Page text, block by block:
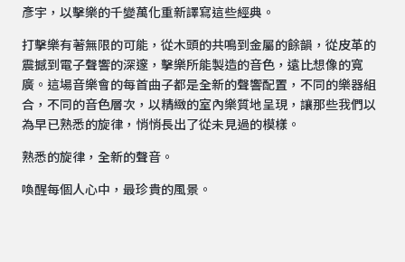
彥宇，以擊樂的千變萬化重新譯寫這些經典。
打擊樂有著無限的可能，從木頭的共鳴到金屬的餘韻，從皮革的
震撼到電子聲響的深邃，擊樂所能製造的音色，遠比想像的寬
廣。這場音樂會的每首曲子都是全新的聲響配置，不同的樂器組
合，不同的音色層次，以精緻的室內樂質地呈現，讓那些我們以
為早已熟悉的旋律，悄悄長出了從未見過的模樣。
熟悉的旋律，全新的聲音。
喚醒每個人心中，最珍貴的風景。